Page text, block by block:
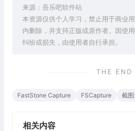
来源：吾乐吧软件站
本资源仅供个人学习，禁止用于商业
内删除，并支持正版或原作者。因使
纠纷或损失，由使用者自行承担。
THE END
FastStone Capture FSCapture 截
相关内容